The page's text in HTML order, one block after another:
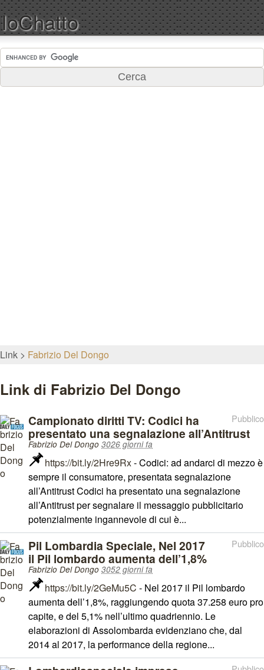
IoChatto
Link Fabrizio Del Dongo
Link di Fabrizio Del Dongo
Pubblico
Campionato diritti TV: Codici ha
presentato una segnalazione all’Antitrust
Fabrizio Del Dongo 3026 giorni fa
https://bit.ly/2Hre9Rx- Codici: ad andarci di mezzo è
sempre il consumatore, presentata segnalazione
all’Antitrust Codici ha presentato una segnalazione
all’Antitrust per segnalare il messaggio pubblicitario
potenzialmente ingannevole di cui è...
Pubblico
Pil Lombardia Speciale, Nel 2017
il Pil lombardo aumenta dell’1,8%
Fabrizio Del Dongo 3052 giorni fa
https://bit.ly/2GeMu5C - Nel 2017 il Pil lombardo
aumenta dell’1,8%, raggiungendo quota 37.258 euro pro
capite, e del 5,1% nell’ultimo quadriennio. Le
elaborazioni di Assolombarda evidenziano che, dal
2014 al 2017, la performance della regione...